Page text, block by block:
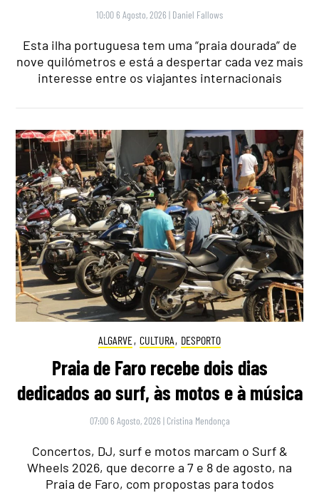
10:00 6 Agosto, 2026 | Daniel Fallows
Esta ilha portuguesa tem uma “praia dourada” de
nove quilómetros e está a despertar cada vez mais
interesse entre os viajantes internacionais
ALGARVE, CULTURA, DESPORTO
Praia de Faro recebe dois dias
dedicados ao surf, às motos e à música
07:00 6 Agosto, 2026 | Cristina Mendonça
Concertos, DJ, surf e motos marcam o Surf &
Wheels 2026, que decorre a 7 e 8 de agosto, na
Praia de Faro, com propostas para todos